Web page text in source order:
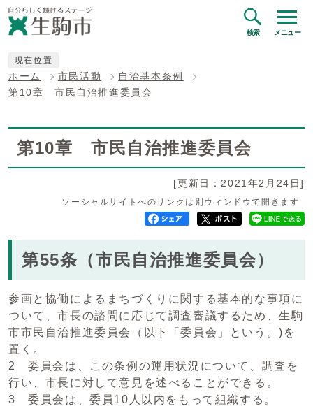
検索 メニュー
現在位置
ホーム 市民活動
自治基本条例
第10章 市民自治推進委員会
第10章 市民自治推進委員会
[更新日：2021年2月24日]
ソーシャルサイトへのリンクは別ウィンドウで開きます
第55条（市民自治推進委員会）
参画と協働によるまちづくりに関する基本的な事項に
ついて、市長の諮問に応じて調査審議するため、生駒
市市民自治推進委員会（以下「委員会」という。)を
置く。
2 委員会は、この条例の運用状況について、調査を
行い、市長に対して意見を述べることができる。
3 委員会は、委員10人以内をもって組織する。